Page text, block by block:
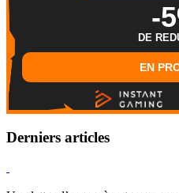
-
DE
EN
Derniers articles